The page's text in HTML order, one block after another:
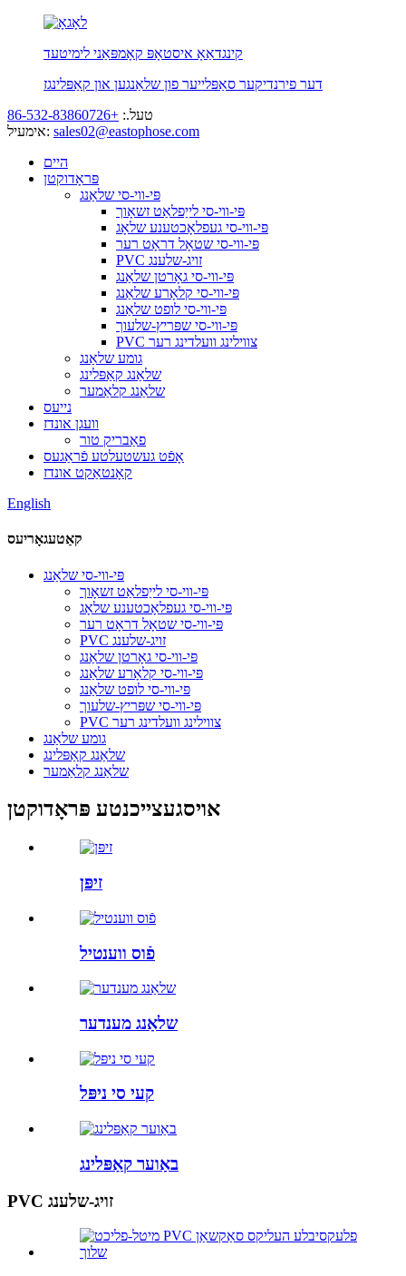
קינגדאַאָ איסטאָפּ קאָמפּאַני לימיטעד
דער פירנדיקער סאַפּלייער פון שלאַנגען און קאַפּלינגז
טעל.: +86-532-83860726
אימעיל: sales02@eastophose.com
היים
פּראָדוקטן
פּי-ווי-סי שלאַנג
פּי-ווי-סי לייַפלאַט זשאָוך
פּי-ווי-סי געפלאָכטענע שלאָג
פּי-ווי-סי שטאָל דראָט רער
PVC זויג-שלענג
פּי-ווי-סי גאָרטן שלאַנג
פּי-ווי-סי קלאָרע שלאַנג
פּי-ווי-סי לופט שלאַנג
פּי-ווי-סי שפּריץ-שלעוך
PVC צווילינג וועלדינג רער
גומע שלאַנג
שלאַנג קאַפּלינג
שלאַנג קלאַמער
נייעס
וועגן אונדז
פאַבריק טור
אָפֿט געשטעלטע פֿראַגעס
קאָנטאַקט אונדז
English
קאַטעגאָריעס
פּי-ווי-סי שלאַנג
פּי-ווי-סי לייַפלאַט זשאָוך
פּי-ווי-סי געפלאָכטענע שלאָג
פּי-ווי-סי שטאָל דראָט רער
PVC זויג-שלענג
פּי-ווי-סי גאָרטן שלאַנג
פּי-ווי-סי קלאָרע שלאַנג
פּי-ווי-סי לופט שלאַנג
פּי-ווי-סי שפּריץ-שלעוך
PVC צווילינג וועלדינג רער
גומע שלאַנג
שלאַנג קאַפּלינג
שלאַנג קלאַמער
אויסגעצייכנטע פּראָדוקטן
זיפּן
פֿוס ווענטיל
שלאַנג מענדער
קעי סי ניפּל
באַוער קאַפּלינג
PVC זויג-שלענג